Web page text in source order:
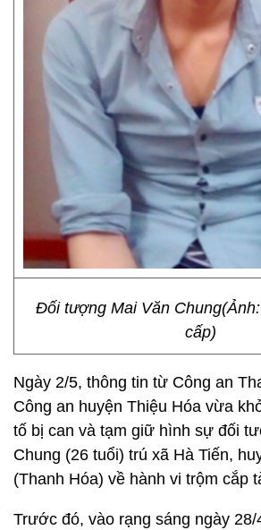
Đối tượng Mai Văn
cấp)
Ngày 2/5, thông tin từ Công an
Công an huyện Thiệu Hóa vừa
tố bị can và tạm giữ hình sự đối
Chung (26 tuổi) trú xã Hà Tiến,
(Thanh Hóa) về hành vi trộm cắp
Trước đó, vào rạng sáng ngày 28/